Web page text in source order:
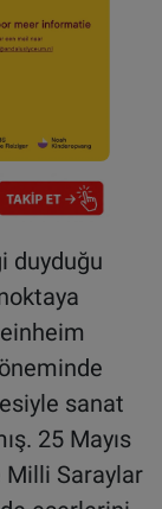
duyduğu
sanat
25 Mayıs
Saraylar